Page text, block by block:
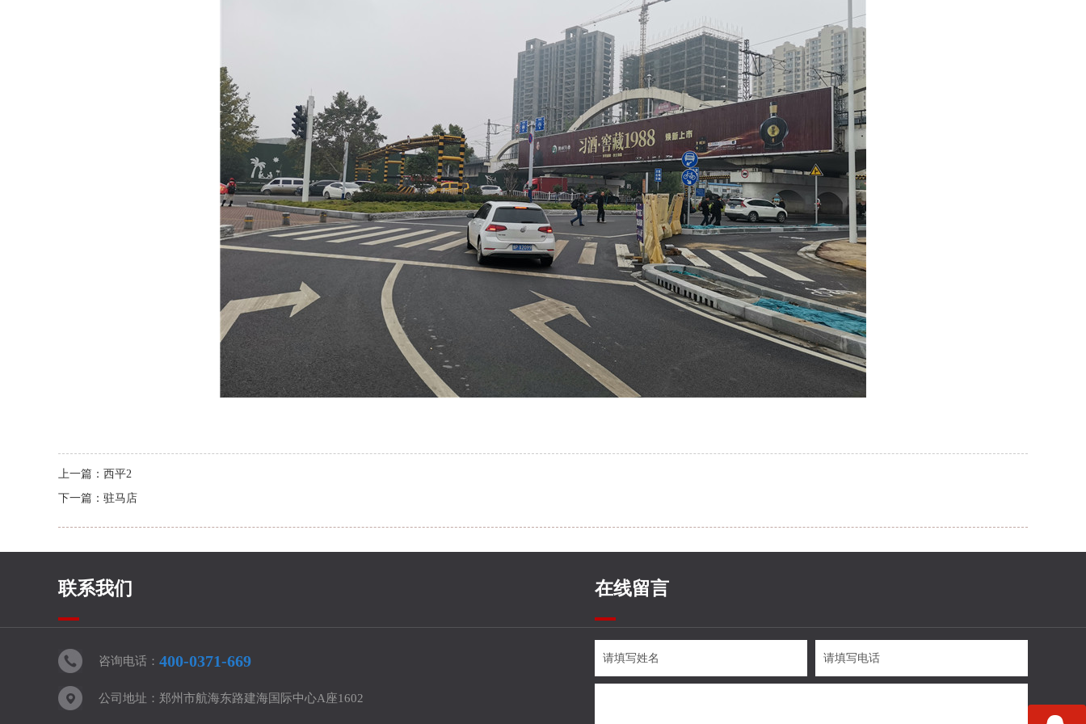
上一篇： 西平2
下一篇： 驻马店
联系我们
咨询电话： 400-0371-669
公司地址：郑州市航海东路建海国际中心A座1602
在线留言